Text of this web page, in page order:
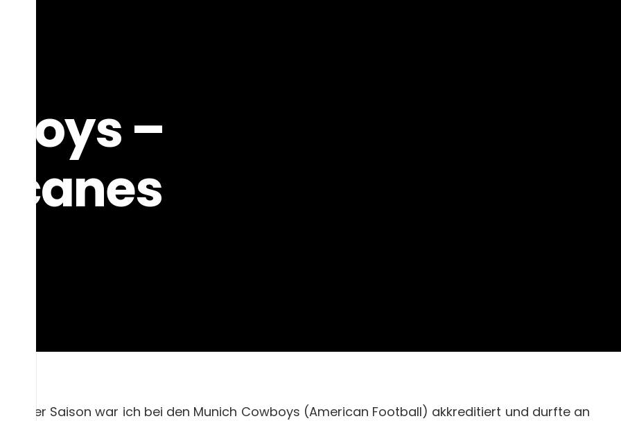
–
dieser Saison war ich bei den Munich Cowboys (American Football) akkreditiert und durfte an